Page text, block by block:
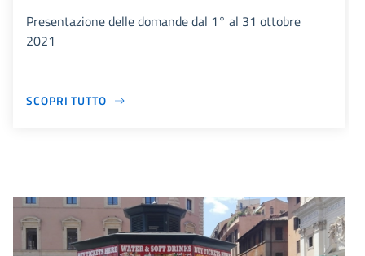
Presentazione delle domande dal 1° al 31 ottobre
2021
SCOPRI TUTTO